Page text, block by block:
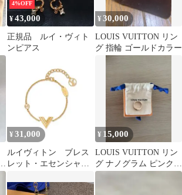
4%OFF
¥43,000
正規品 ルイ・ヴィト
ンピアス
¥30,000
LOUIS VUITTON リン
グ 指輪 ゴールドカラー
¥ 31,000
ルイヴィトン ブレス
レット・エセンシャル
¥ 15,000
LOUIS VUITTON リン
グ ナノグラム ピンクゴ
ールド Mサイズ